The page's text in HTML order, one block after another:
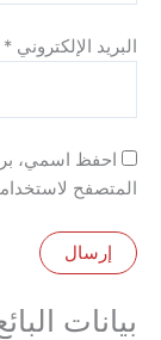
*
اسمي، بريدي
لاستخدامها المرة
البائع